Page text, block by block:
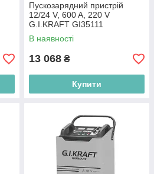
Пускозарядний пристрій
12/24 V, 600 A, 220 V
G.I.KRAFT GI35111
В наявності
13 068 ₴
Купити